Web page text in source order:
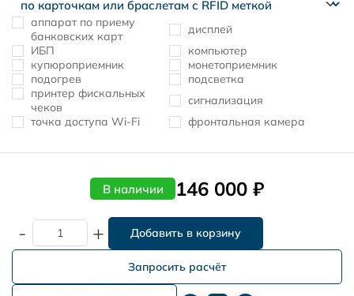
аппарат по приему
банковских карт
дисплей
ИБП
компьютер
купюроприемник
монетоприемник
подогрев
подсветка
принтер фискальных
чеков
сигнализация
точка доступа Wi-Fi
фронтальная камера
В наличии 146 000 ₽
- +
Запросить расчёт